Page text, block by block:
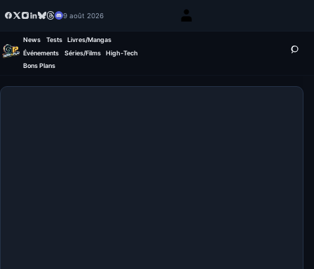
9 août 2026
News Tests
Livres/Mangas
Événements
Séries/Films
High-Tech
Bons Plans